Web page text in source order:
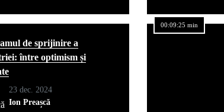
de sprijinire a
între optimism și
23 dec. 2024
Ion Preașcă
00:09:25 min